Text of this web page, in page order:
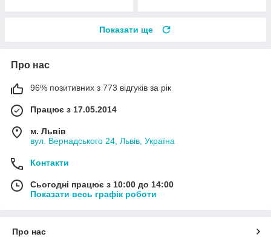
Показати ще
Про нас
96% позитивних з 773 відгуків за рік
Працює з 17.05.2014
м. Львів
вул. Вернадського 24, Львів, Україна
Контакти
Сьогодні працює з 10:00 до 14:00
Показати весь графік роботи
Про нас